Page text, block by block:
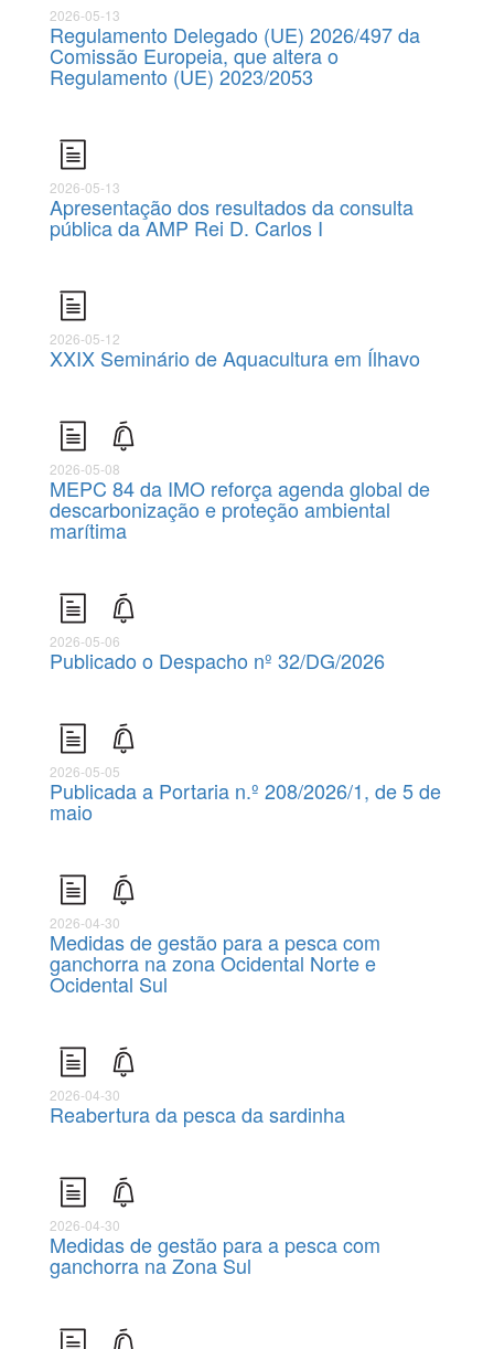
2026-05-13
Regulamento Delegado (UE) 2026/497 da
Comissão Europeia, que altera o
Regulamento (UE) 2023/2053
2026-05-13
Apresentação dos resultados da consulta
pública da AMP Rei D. Carlos I
2026-05-12
XXIX Seminário de Aquacultura em Ílhavo
2026-05-08
MEPC 84 da IMO reforça agenda global de
descarbonização e proteção ambiental
marítima
2026-05-06
Publicado o Despacho nº 32/DG/2026
2026-05-05
Publicada a Portaria n.º 208/2026/1, de 5 de
maio
2026-04-30
Medidas de gestão para a pesca com
ganchorra na zona Ocidental Norte e
Ocidental Sul
2026-04-30
Reabertura da pesca da sardinha
2026-04-30
Medidas de gestão para a pesca com
ganchorra na Zona Sul